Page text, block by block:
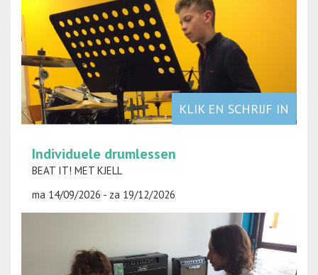
KLIK EN SCHRIJF IN
Individuele drumlessen
BEAT IT! MET KJELL
ma 14/09/2026 - za 19/12/2026